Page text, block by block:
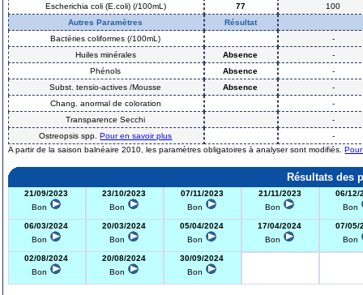
Escherichia coli (E.coli) (/100mL)
77
100
Autres Paramètres
Résultat
Bactéries coliformes (/100mL)
-
Huiles minérales
Absence
-
Phénols
Absence
-
Subst. tensio-actives /Mousse
Absence
-
Chang. anormal de coloration
-
Transparence Secchi
-
Ostreopsis spp.Pour en savoir plus
-
A partir de la saison balnéaire 2010, les paramètres obligatoires à analyser sont modifiés.
Résultats des
21/09/2023
Bon
23/10/2023
Bon
07/11/2023
Bon
21/11/2023
Bon
06/12/
Bon
06/03/2024
Bon
20/03/2024
Bon
05/04/2024
Bon
17/04/2024
Bon
07/05/
Bon
02/08/2024
Bon
20/08/2024
Bon
30/09/2024
Bon